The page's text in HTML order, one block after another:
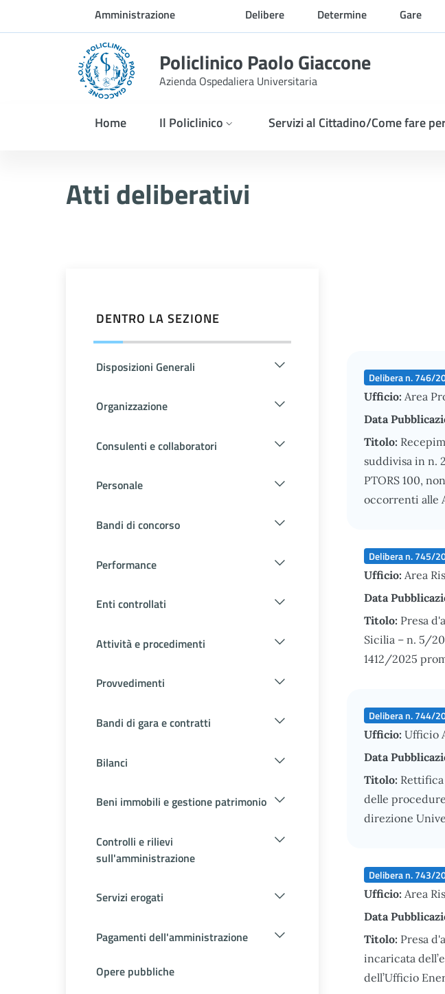
Skip to Main ContentAmministrazione
trasparente
Delibere Determine Gare
Policlinico Paolo Giaccone
Azienda Ospedaliera Universitaria
Home Il Policlinico Servizi al Cittadino/Come fare
Atti deliberativi
DENTRO LA SEZIONE
Disposizioni Generali
Organizzazione
Consulenti e collaboratori
Personale
Bandi di concorso
Performance
Enti controllati
Attività e procedimenti
Provvedimenti
Bandi di gara e contratti
Bilanci
Beni immobili e gestione patrimonio
Controlli e rilievi
sull'amministrazione
Servizi erogati
Pagamenti dell'amministrazione
Opere pubbliche
Delibera n. 746/
Ufficio: Area
Data
Titolo:
suddivisa in n.
PTORS 100,
occorrenti alle
Delibera n. 745/
Ufficio: Area
Data
Titolo: Presa
Sicilia – n. 5/
1412/2025
Delibera n. 744/
Ufficio: Ufficio
Data
Titolo: Rettifica
delle
direzione
Delibera n. 743/
Ufficio: Area
Data
Titolo: Presa
incaricata
dell’Ufficio